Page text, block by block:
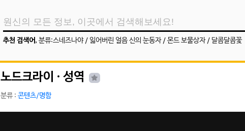
추천 검색어 , 분류:스네즈나야/ 잃어버린 얼음 신의 눈동자/ 몬드 보물상자/ 달콤달콤꽃
노드크라이 · 성역
분류 : 콘텐츠/명함